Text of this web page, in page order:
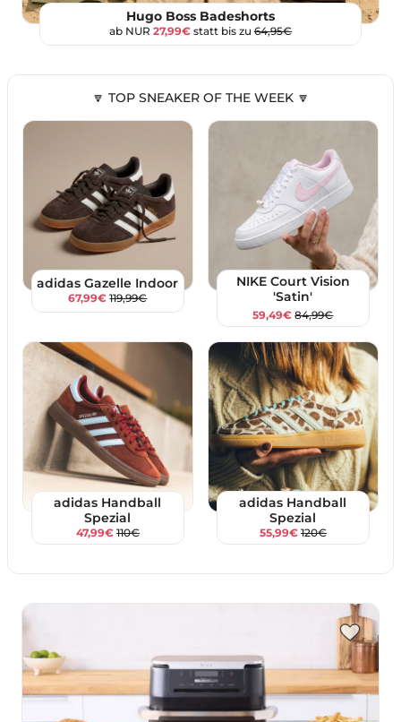
Hugo Boss Badeshorts
ab NUR 27,99€ statt bis zu 64,95€
🔽 TOP SNEAKER OF THE WEEK 🔽
adidas Gazelle Indoor
67,99€ 119,99€
NIKE Court Vision
'Satin'
59,49€ 84,99€
adidas Handball
Spezial
47,99€ 110€
adidas Handball
Spezial
55,99€ 120€